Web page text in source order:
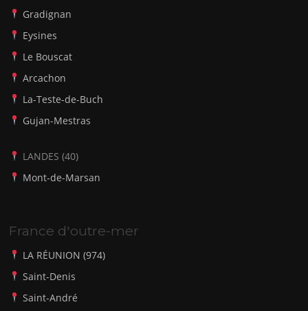
Gradignan
Eysines
Le Bouscat
Arcachon
La-Teste-de-Buch
Gujan-Mestras
LANDES (40)
Mont-de-Marsan
France d'outre-mer
LA RÉUNION (974)
Saint-Denis
Saint-André